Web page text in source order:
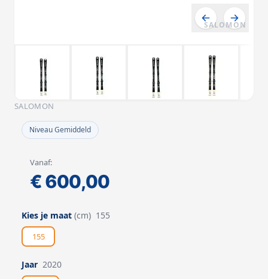
SALOMON
SALOMON
Niveau Gemiddeld
Vanaf:
€ 600,00
Kies je maat (cm) 155
155
Jaar 2020